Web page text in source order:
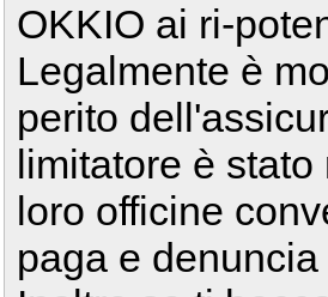
OKKIO ai ri-
Legalmente è
perito
limitatore è
loro officine
paga e denuncia